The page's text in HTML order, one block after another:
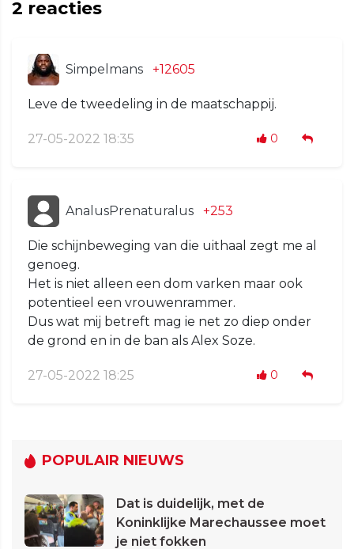
2 reacties
Simpelmans +12605
Leve de tweedeling in de maatschappij.
27-05-2022 18:35 0
AnalusPrenaturalus +253
Die schijnbeweging van die uithaal zegt me al
genoeg.
Het is niet alleen een dom varken maar ook
potentieel een vrouwenrammer.
Dus wat mij betreft mag ie net zo diep onder
de grond en in de ban als Alex Soze.
27-05-2022 18:25 0
POPULAIR NIEUWS
Dat is duidelijk, met de
Koninklijke Marechaussee moet
je niet fokken